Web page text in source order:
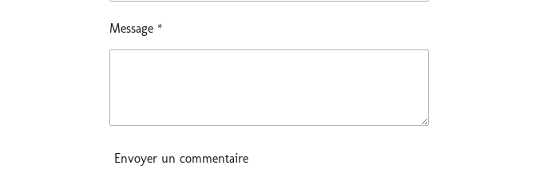
Message *
Envoyer un commentaire